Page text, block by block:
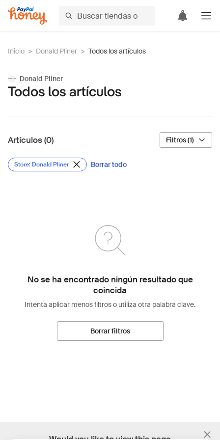
Inicio > Donald Pliner > Todos los artículos
Donald Pliner
Todos los artículos
Artículos (0) Filtros (1)
Store: Donald Pliner Borrar todo
No se ha encontrado ningún resultado que
coincida
Intenta aplicar menos filtros o utiliza otra palabra clave.
Borrar filtros